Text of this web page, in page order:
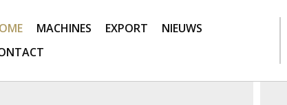
MACHINES EXPORT
NIEUWS